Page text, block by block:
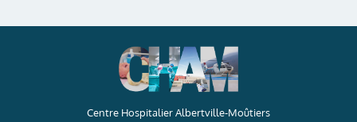
Centre Hospitalier Albertville-Moûtiers